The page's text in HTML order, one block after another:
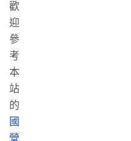
歡
迎
參
考
本
站
的
國
營